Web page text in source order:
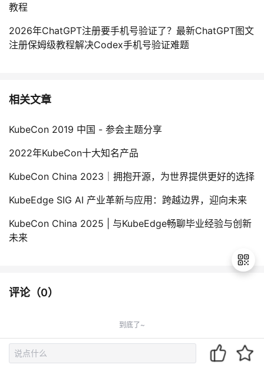
教程
2026年ChatGPT注册要手机号验证了？最新ChatGPT图文
注册保姆级教程解决Codex手机号验证难题
相关文章
KubeCon 2019 中国 - 参会主题分享
2022年KubeCon十大知名产品
KubeCon China 2023｜拥抱开源，为世界提供更好的选择
KubeEdge SIG AI 产业革新与应用：跨越边界，迎向未来
KubeCon China 2025 | 与KubeEdge畅聊毕业经验与创新
未来
评论（0）
到底了~